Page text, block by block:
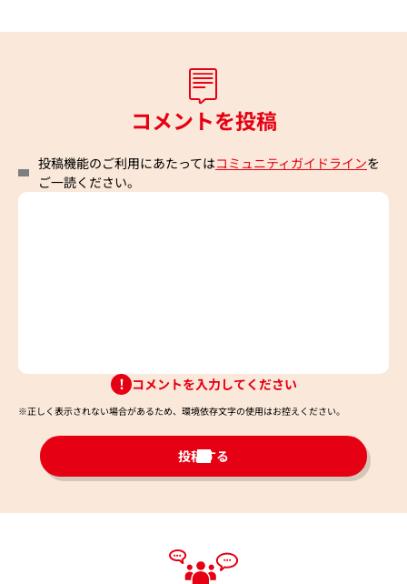
コメントを投稿
投稿機能のご利用にあたってはコミュニティガイドラインを
ご一読ください。
コメントを入力してください
※正しく表示されない場合があるため、環境依存文字の使用はお控えください。​
投稿する